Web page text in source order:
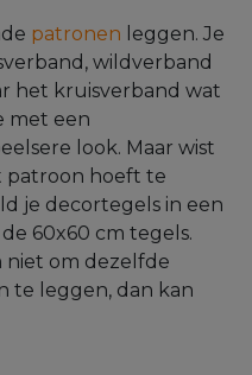
patronen leggen. Je
wildverband
het kruisverband wat
met een
look. Maar wist
patroon hoeft te
je decortegels in een
60x60 cm tegels.
niet om dezelfde
te leggen, dan kan